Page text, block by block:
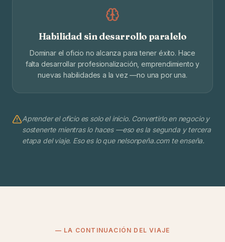
Habilidad sin desarrollo paralelo
Dominar el oficio no alcanza para tener éxito. Hace
falta desarrollar profesionalización, emprendimiento y
nuevas habilidades a la vez —no una por una.
Aprender el oficio es solo el inicio. Convertirlo en negocio y
sostenerte mientras lo haces —eso es la segunda y tercera
etapa del viaje. Eso es lo que nelsonpeña.com te enseña.
— LA CONTINUACIÓN DEL VIAJE